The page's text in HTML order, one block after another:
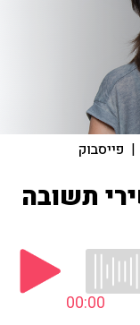
| פייסבוק
תשובה
00:00